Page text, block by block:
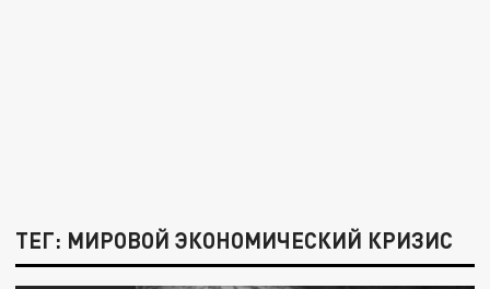
ТЕГ: МИРОВОЙ ЭКОНОМИЧЕСКИЙ КРИЗИС